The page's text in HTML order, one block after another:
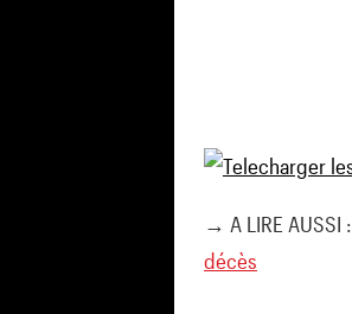
→ A LIRE AUSSI :
décès